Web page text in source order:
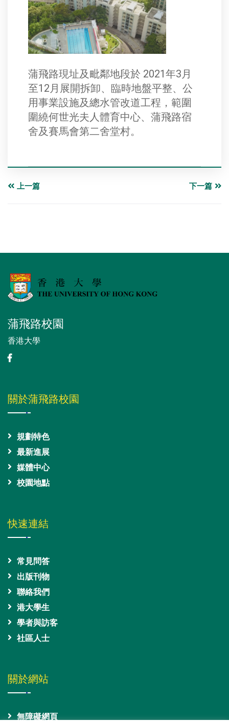
蒲飛路現址及毗鄰地段於 2021年3月
至12月展開拆卸、臨時地盤平整、公
用事業設施及總水管改道工程，範圍
圍繞何世光夫人體育中心、蒲飛路宿
舍及賽馬會第二舍堂村。
上一篇 下一篇
蒲飛路校園
香港大學
關於蒲飛路校園
規劃特色
最新進展
媒體中心
校園地點
快速連結
常見問答
出版刊物
聯絡我們
港大學生
學者與訪客
社區人士
關於網站
無障礙網頁